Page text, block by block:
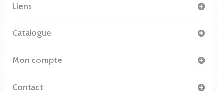
Liens
Catalogue
Mon compte
Contact